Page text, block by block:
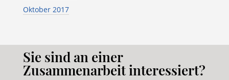
Oktober 2017
Sie sind an einer
Zusammenarbeit interessiert?